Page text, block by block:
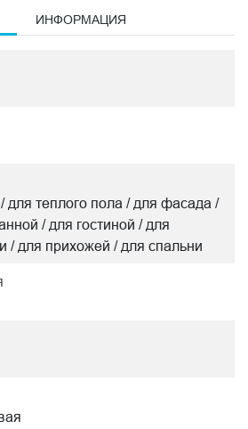
ИНФОРМАЦИЯ
для теплого пола / для фасада /
/ для гостиной / для
/ для прихожей / для спальни